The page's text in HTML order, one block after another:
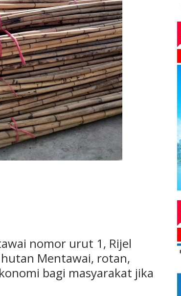
nomor urut 1, Rijel
Mentawai, rotan,
bagi masyarakat jika